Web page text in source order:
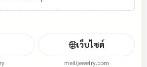
เว็บไซต์
meilijewelry.com